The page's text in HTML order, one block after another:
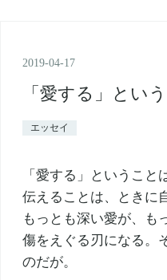
2019-04-17
「愛する」という
エッセイ
「愛する」というこ
伝えることは、ときに
もっとも深い愛が、も
傷をえぐる刃になる。
のだが。